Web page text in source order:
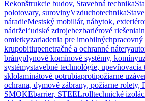
Rekonštrukcie budov, Stavebná technika
polotovary, surovinyVzduchotechnika
náradieMestský mobiliár, nábytok,
nádržeĽudské zdrojebezbariérové riešenia
omietkyzariadenia pre imobilnýchpracovný
krupobitiupenetračné a ochranné nátery
brányplynové komínové systémy, komíny
systémystavebné technológie, upevňovacia
sklolaminátové potrubiaprotipožiarne
ochrana, dymové zábrany, požiarne rolety,
SMOKEbarrier, STEELrolltechnické